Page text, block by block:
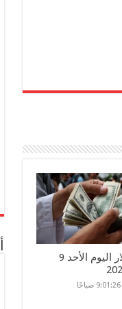
أسعار الدولار اليوم الأحد 9